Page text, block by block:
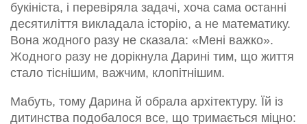
букініста, і перевіряла задачі, хоча сама останні
десятиліття викладала історію, а не математику.
Вона жодного разу не сказала: «Мені важко».
Жодного разу не дорікнула Дарині тим, що життя
стало тіснішим, важчим, клопітнішим.
Мабуть, тому Дарина й обрала архітектуру. Їй із
дитинства подобалося все, що тримається міцно: